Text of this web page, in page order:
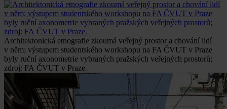
Architektonická etnografie zkoumá veřejný prostor a chování lidí
v něm; výstupem studentského workshopu na FA ČVUT v Praze
byly ruční axonometrie vybraných pražských veřejných prostorů;
zdroj: FA ČVUT v Praze.